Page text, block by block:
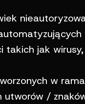
jak
w
utworów /